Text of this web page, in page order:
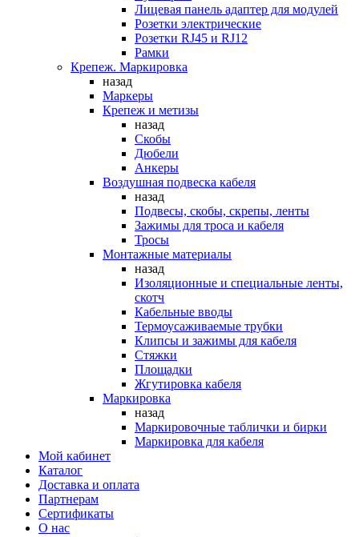
Лицевая панель адаптер для модулей
Розетки электрические
Розетки RJ45 и RJ12
Рамки
Крепеж. Маркировка
назад
Маркеры
Крепеж и метизы
назад
Скобы
Дюбели
Анкеры
Воздушная подвеска кабеля
назад
Подвесы, скобы, скрепы, ленты
Зажимы для троса и кабеля
Тросы
Монтажные материалы
назад
Изоляционные и специальные ленты,
скотч
Кабельные вводы
Термоусаживаемые трубки
Клипсы и зажимы для кабеля
Стяжки
Площадки
Жгутировка кабеля
Маркировка
назад
Маркировочные таблички и бирки
Маркировка для кабеля
Мой кабинет
Каталог
Доставка и оплата
Партнерам
Сертификаты
О нас